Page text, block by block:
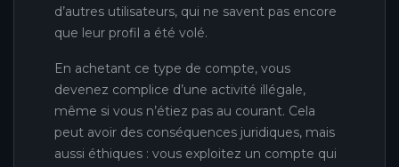
d’autres utilisateurs, qui ne savent pas encore
que leur profil a été volé.
En achetant ce type de compte, vous
devenez complice d’une activité illégale,
même si vous n’étiez pas au courant. Cela
peut avoir des conséquences juridiques, mais
aussi éthiques : vous exploitez un compte qui